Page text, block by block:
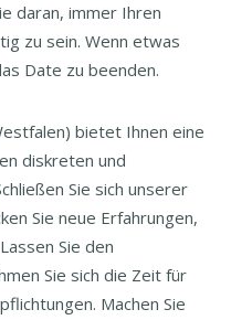
daran, immer Ihren
zu sein. Wenn etwas
Date zu beenden.
bietet Ihnen eine
diskreten und
Sie sich unserer
Sie neue Erfahrungen,
Sie den
Sie sich die Zeit für
Machen Sie